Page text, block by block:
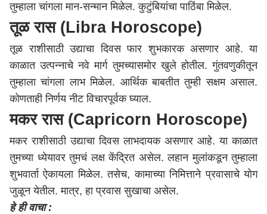
तुम्हाला चांगला मान-सन्मान मिळेल. कुटुंबियांचा पाठिंबा मिळेल.
तूळ रास (Libra Horoscope)
तूळ राशीसाठी उद्याचा दिवस फार शुभकारक असणार आहे. या
काळात उत्पन्नाचे नवे मार्ग तुमच्यासमोर खुले होतील. गुंतवणुकीतून
तुम्हाला चांगला लाभ मिळेल. आर्थिक बाबतीत तुम्ही सक्षम असाल.
कोणताही निर्णय नीट विचारपूर्वक घ्याल.
मकर रास (Capricorn Horoscope)
मकर राशीसाठी उद्याचा दिवस लाभदायक असणार आहे. या काळात
तुमच्या ध्येयावर तुमचं लक्ष केंद्रित असेल. लहान मुलांकडून तुम्हाला
शुभवार्ता ऐकायला मिळेल. तसेच, कामाच्या निमित्ताने प्रवासाचे योग
जुळून येतील. मात्र, हा प्रवास सुखाचा असेल.
हे ही वाचा :